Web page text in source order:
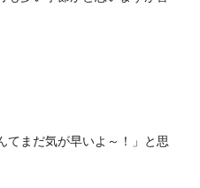
てまだ気が早いよ～！」と思